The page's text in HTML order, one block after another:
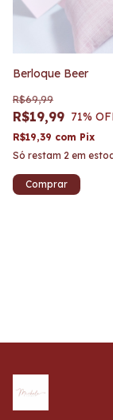
Berloque Beer
R$19,99
R$69,99
71%
R$19,39 com Pix
Só restam 2 em